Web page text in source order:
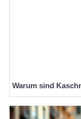
Warum sind